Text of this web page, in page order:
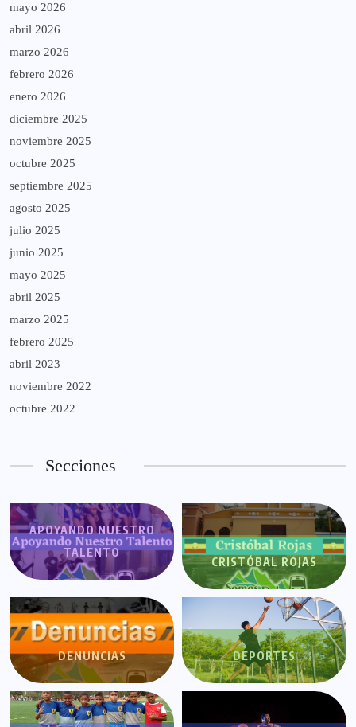
mayo 2026
abril 2026
marzo 2026
febrero 2026
enero 2026
diciembre 2025
noviembre 2025
octubre 2025
septiembre 2025
agosto 2025
julio 2025
junio 2025
mayo 2025
abril 2025
marzo 2025
febrero 2025
abril 2023
noviembre 2022
octubre 2022
Secciones
APOYANDO NUESTRO
TALENTO
CRISTÓBAL ROJAS
DENUNCIAS DEPORTES